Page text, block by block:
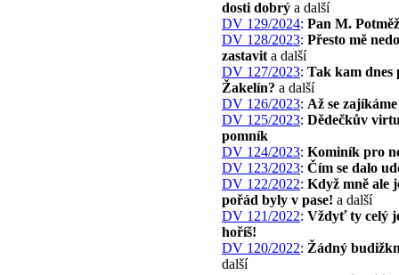
dosti dobrý a další
DV 129/2024: Pan M.
DV 128/2023: Přesto mě
zastavit a další
DV 127/2023: Tak kam dnes
Žakelín? a další
DV 126/2023: Až se zajíkáme
DV 125/2023: Dědečkův
pomník
DV 124/2023: Kominík pro
DV 123/2023: Čím se dalo
DV 122/2022: Když mně ale
pořád byly v pase! a další
DV 121/2022: Vždyť ty celý
hoříš!
DV 120/2022: Žádný
další